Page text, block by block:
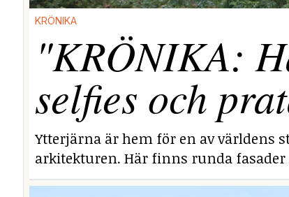
KRÖNIKA
"KRÖNIKA:
selfies och
Ytterjärna är hem för en av världens
arkitekturen. Här finns runda